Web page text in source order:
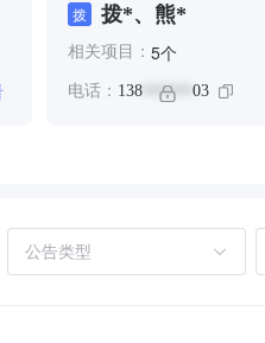
拨 拨*、熊*
相关项目： 5个
电话： 138 ****** 03